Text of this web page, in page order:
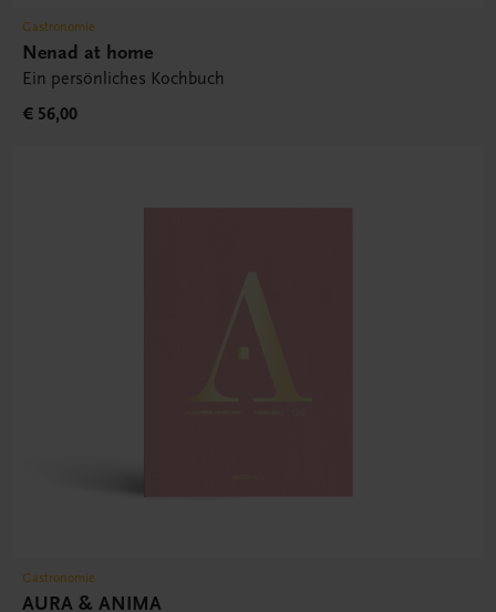
Gastronomie
Nenad at home
Ein persönliches Kochbuch
€ 56,00
Gastronomie
AURA & ANIMA